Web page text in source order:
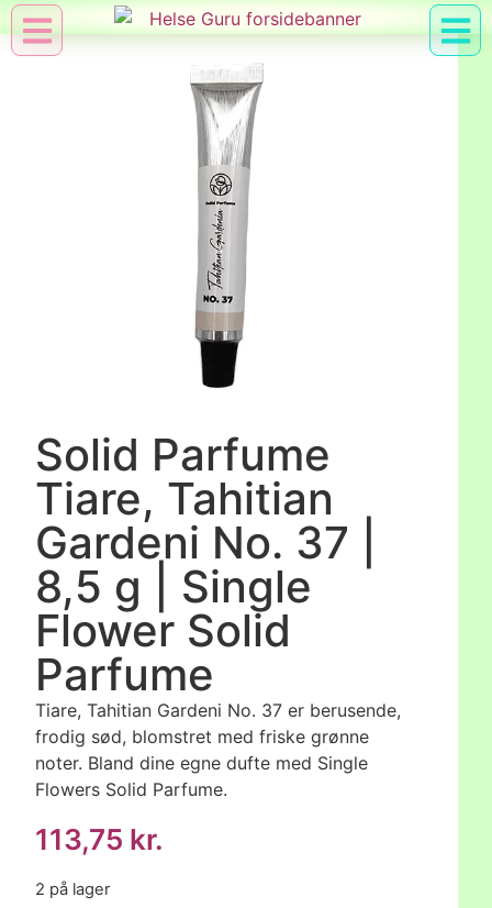
Solid Parfume
Tiare, Tahitian
Gardeni No. 37 |
8,5 g | Single
Flower Solid
Parfume
Tiare, Tahitian Gardeni No. 37 er berusende,
frodig sød, blomstret med friske grønne
noter. Bland dine egne dufte med Single
Flowers Solid Parfume.
113,75 kr.
2 på lager